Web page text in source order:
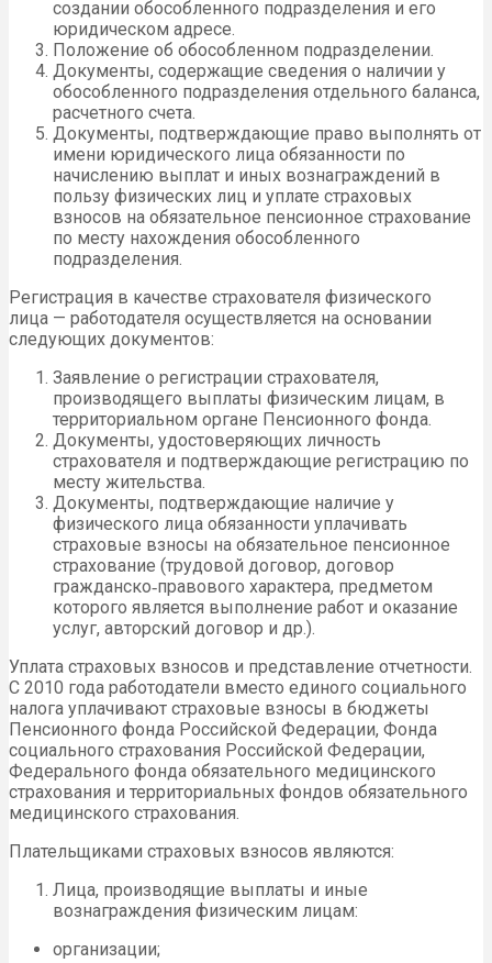
создании обособленного подразделения и его
юридическом адресе.
Положение об обособленном подразделении.
Документы, содержащие сведения о наличии у
обособленного подразделения отдельного баланса,
расчетного счета.
Документы, подтверждающие право выполнять от
имени юридического лица обязанности по
начислению выплат и иных вознаграждений в
пользу физических лиц и уплате страховых
взносов на обязательное пенсионное страхование
по месту нахождения обособленного
подразделения.
Регистрация в качестве страхователя физического
лица — работодателя осуществляется на основании
следующих документов:
Заявление о регистрации страхователя,
производящего выплаты физическим лицам, в
территориальном органе Пенсионного фонда.
Документы, удостоверяющих личность
страхователя и подтверждающие регистрацию по
месту жительства.
Документы, подтверждающие наличие у
физического лица обязанности уплачивать
страховые взносы на обязательное пенсионное
страхование (трудовой договор, договор
гражданско‑правового характера, предметом
которого является выполнение работ и оказание
услуг, авторский договор и др.).
Уплата страховых взносов и представление отчетности.
С 2010 года работодатели вместо единого социального
налога уплачивают страховые взносы в бюджеты
Пенсионного фонда Российской Федерации, Фонда
социального страхования Российской Федерации,
Федерального фонда обязательного медицинского
страхования и территориальных фондов обязательного
медицинского страхования.
Плательщиками страховых взносов являются:
Лица, производящие выплаты и иные
вознаграждения физическим лицам:
организации;